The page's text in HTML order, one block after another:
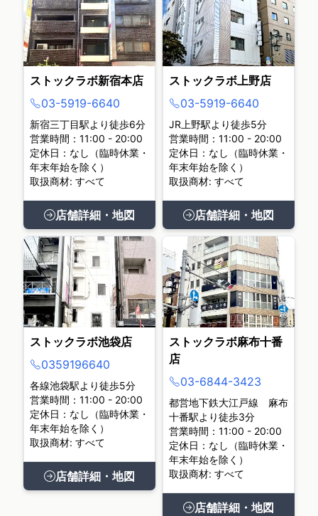
ストックラボ新宿本店
03-5919-6640
新宿三丁目駅より徒歩6分
営業時間：11:00 - 20:00
定休日：なし（臨時休業・
年末年始を除く）
取扱商材: すべて
店舗詳細・地図
ストックラボ上野店
03-5919-6640
JR上野駅より徒歩5分
営業時間：11:00 - 20:00
定休日：なし（臨時休業・
年末年始を除く）
取扱商材: すべて
店舗詳細・地図
ストックラボ池袋店
0359196640
各線池袋駅より徒歩5分
営業時間：11:00 - 20:00
定休日：なし（臨時休業・
年末年始を除く）
取扱商材: すべて
店舗詳細・地図
ストックラボ麻布十番
店
03-6844-3423
都営地下鉄大江戸線 麻布
十番駅より徒歩3分
営業時間：11:00 - 20:00
定休日：なし（臨時休業・
年末年始を除く）
取扱商材: すべて
店舗詳細・地図